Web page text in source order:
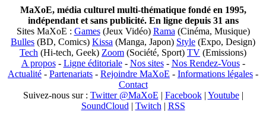
MaXoE, média culturel multi-thématique fondé en 1995,
indépendant et sans publicité. En ligne depuis 31 ans
Sites MaXoE : Games(Jeux Vidéo) Rama (Cinéma, Musique)
Bulles (BD, Comics) Kissa (Manga, Japon) Style (Expo, Design)
Tech (Hi-tech, Geek) Zoom (Société, Sport) TV (Emissions)
A propos- Ligne éditoriale- Nos sites- Nos Rendez-Vous-
Actualité - Partenariats - Rejoindre MaXoE - Informations légales -
Contact
Suivez-nous sur : Twitter @MaXoE | Facebook| Youtube|
SoundCloud | Twitch | RSS